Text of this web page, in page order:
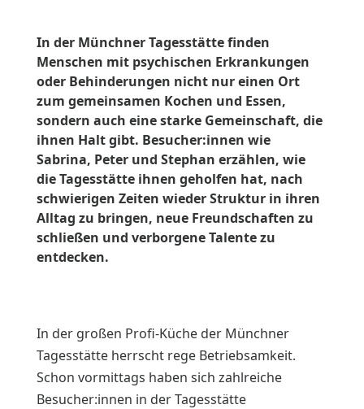
In der Münchner Tagesstätte finden
Menschen mit psychischen Erkrankungen
oder Behinderungen nicht nur einen Ort
zum gemeinsamen Kochen und Essen,
sondern auch eine starke Gemeinschaft, die
ihnen Halt gibt. Besucher:innen wie
Sabrina, Peter und Stephan erzählen, wie
die Tagesstätte ihnen geholfen hat, nach
schwierigen Zeiten wieder Struktur in ihren
Alltag zu bringen, neue Freundschaften zu
schließen und verborgene Talente zu
entdecken.
In der großen Profi-Küche der Münchner
Tagesstätte herrscht rege Betriebsamkeit.
Schon vormittags haben sich zahlreiche
Besucher:innen in der Tagesstätte